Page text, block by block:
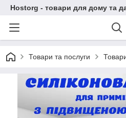
Hostorg - товари для дому та
Товари та послуги